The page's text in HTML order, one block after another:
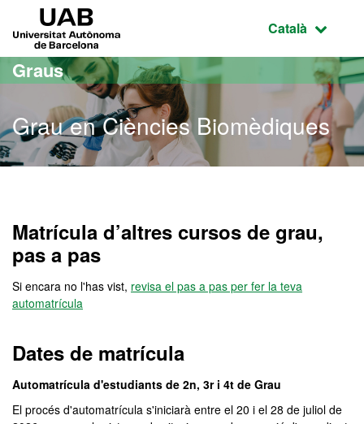
Ves al contingut principal
Ves a la navegació de la pàgina
Idioma
Català
Graus
Grau en Ciències Biomèdiques
Matrícula d’altres cursos de grau,
pas a pas
Si encara no l'has vist, revisa el pas a pas per fer la teva
automatrícula
Dates de matrícula
Automatrícula d'estudiants de 2n, 3r i 4t de Grau
El procés d'automatrícula s'iniciarà entre el 20 i el 28 de juliol de